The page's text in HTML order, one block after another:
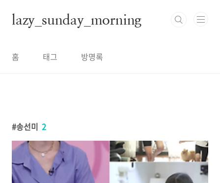
lazy_sunday_morning
홈 태그 방명록
송선미 2